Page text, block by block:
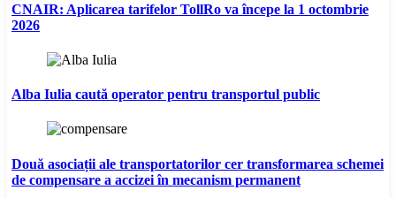
CNAIR: Aplicarea tarifelor TollRo va începe la 1 octombrie
2026
Alba Iulia caută operator pentru transportul public
Două asociații ale transportatorilor cer transformarea schemei
de compensare a accizei în mecanism permanent